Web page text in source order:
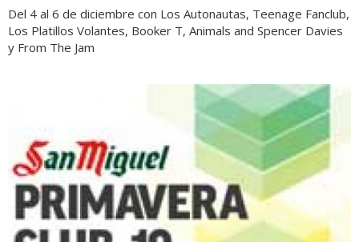
Del 4 al 6 de diciembre con Los Autonautas, Teenage Fanclub,
Los Platillos Volantes, Booker T, Animals and Spencer Davies
y From The Jam